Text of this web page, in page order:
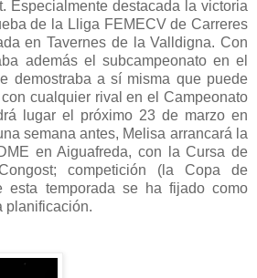
Especialmente destacada la victoria
de la Lliga FEMECV de Carreres
en Tavernes de la Valldigna. Con
además el subcampeonato en el
demostraba a sí misma que puede
cualquier rival en el Campeonato
lugar el próximo 23 de marzo en
semana antes, Melisa arrancará la
en Aiguafreda, con la Cursa de
competición (la Copa de
esta temporada se ha fijado como
planificación.